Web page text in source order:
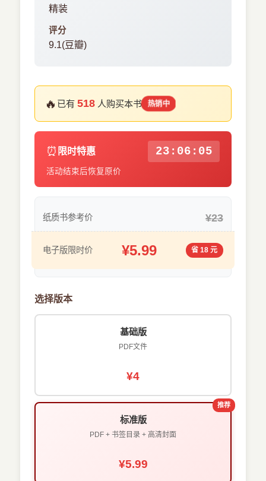
精装
评分
9.1(豆瓣)
🔥 已有518 人购买本书 热销中
⏰ 限时特惠 23:06:04
活动结束后恢复原价
纸质书参考价 ¥23
电子版限时价 ¥5.99 省 18 元
选择版本
基础版
PDF文件
¥4
推荐
标准版
PDF + 书签目录 + 高清封面
¥5.99